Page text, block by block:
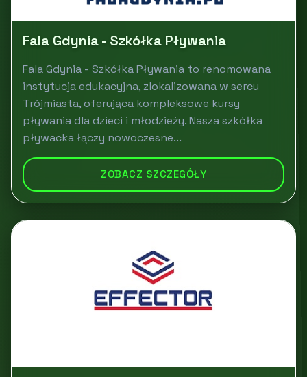
Fala Gdynia - Szkółka Pływania
Fala Gdynia - Szkółka Pływania to renomowana
instytucja edukacyjna, zlokalizowana w sercu
Trójmiasta, oferująca kompleksowe kursy
pływania dla dzieci i młodzieży. Nasza szkółka
pływacka łączy nowoczesne...
ZOBACZ SZCZEGÓŁY